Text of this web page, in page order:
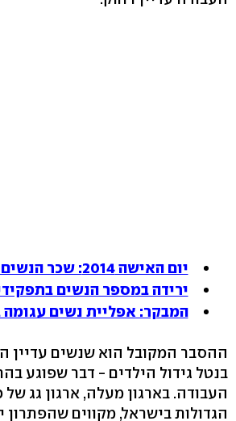
יום האישה 2014: שכר הנשים נמוך ב-34%
ירידה במספר הנשים
המבקר: אפליית נשים עגומה
ההסבר המקובל הוא שנשים עדיין
בנטל גידול הילדים - דבר שפוגע
הגדולות בישראל, מקווים שהפתרון